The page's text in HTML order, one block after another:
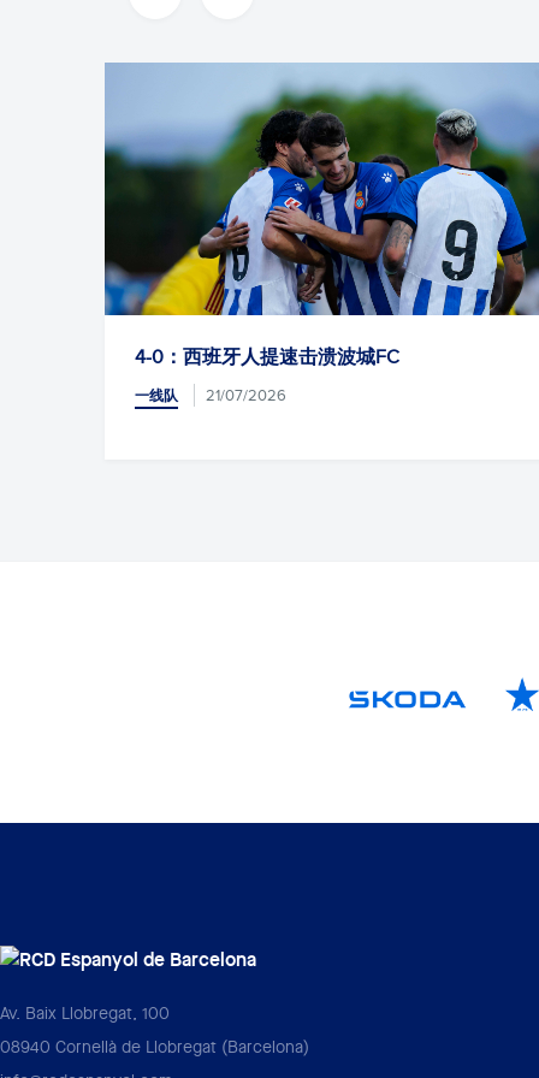
4-0：西班牙人提速击溃波城FC
一线队 21/07/2026
Av. Baix Llobregat, 100
08940 Cornellà de Llobregat (Barcelona)